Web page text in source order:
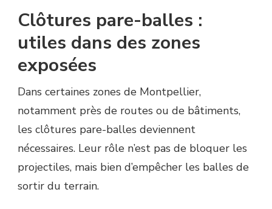
Clôtures pare-balles :
utiles dans des zones
exposées
Dans certaines zones de Montpellier,
notamment près de routes ou de bâtiments,
les clôtures pare-balles deviennent
nécessaires. Leur rôle n’est pas de bloquer les
projectiles, mais bien d’empêcher les balles de
sortir du terrain.